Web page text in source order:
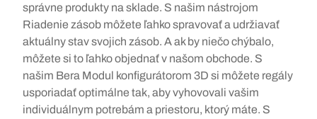
správne produkty na sklade. S našim nástrojom
Riadenie zásob môžete ľahko spravovať a udržiavať
aktuálny stav svojich zásob. A ak by niečo chýbalo,
môžete si to ľahko objednať v našom obchode. S
našim Bera Modul konfigurátorom 3D si môžete regály
usporiadať optimálne tak, aby vyhovovali vašim
individuálnym potrebám a priestoru, ktorý máte. S